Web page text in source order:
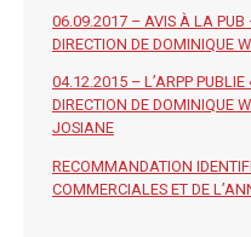
06.09.2017 – AVIS À LA PUB
DIRECTION DE DOMINIQUE
04.12.2015 – L’ARPP
DIRECTION DE DOMINIQUE
JOSIANE
RECOMMANDATION
COMMERCIALES ET DE